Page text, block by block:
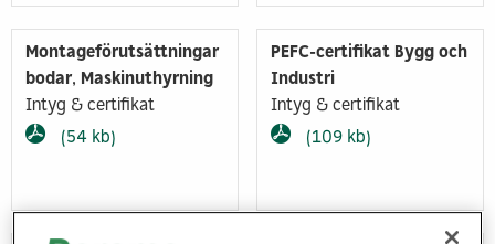
Montageförutsättningar
bodar, Maskinuthyrning
Intyg & certifikat
(54 kb)
PEFC-certifikat Bygg och
Industri
Intyg & certifikat
(109 kb)